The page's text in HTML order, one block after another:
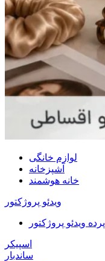
لوازم خانگی
آشپزخانه
خانه هوشمند
ویدئو پروژکتور
پرده ویدئو پروژکتور
اسپیکر
ساندبار